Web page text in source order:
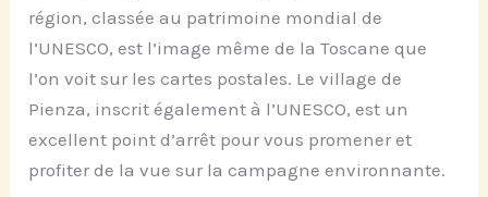
région, classée au patrimoine mondial de
l’UNESCO, est l’image même de la Toscane que
l’on voit sur les cartes postales. Le village de
Pienza, inscrit également à l’UNESCO, est un
excellent point d’arrêt pour vous promener et
profiter de la vue sur la campagne environnante.